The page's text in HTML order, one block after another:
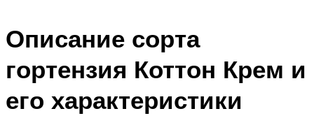
Описание сорта
гортензия Коттон Крем и
его характеристики